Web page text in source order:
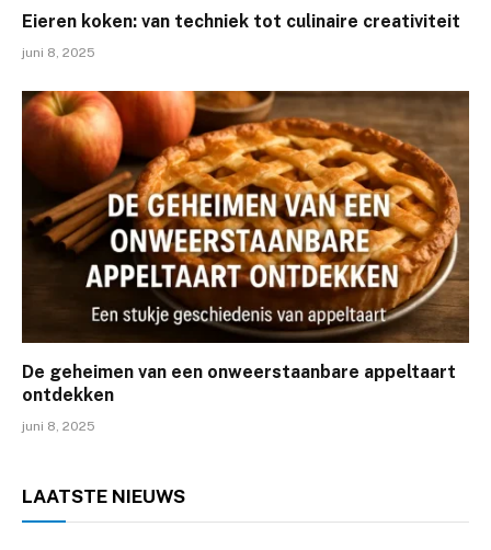
Eieren koken: van techniek tot culinaire creativiteit
juni 8, 2025
De geheimen van een onweerstaanbare appeltaart
ontdekken
juni 8, 2025
LAATSTE NIEUWS